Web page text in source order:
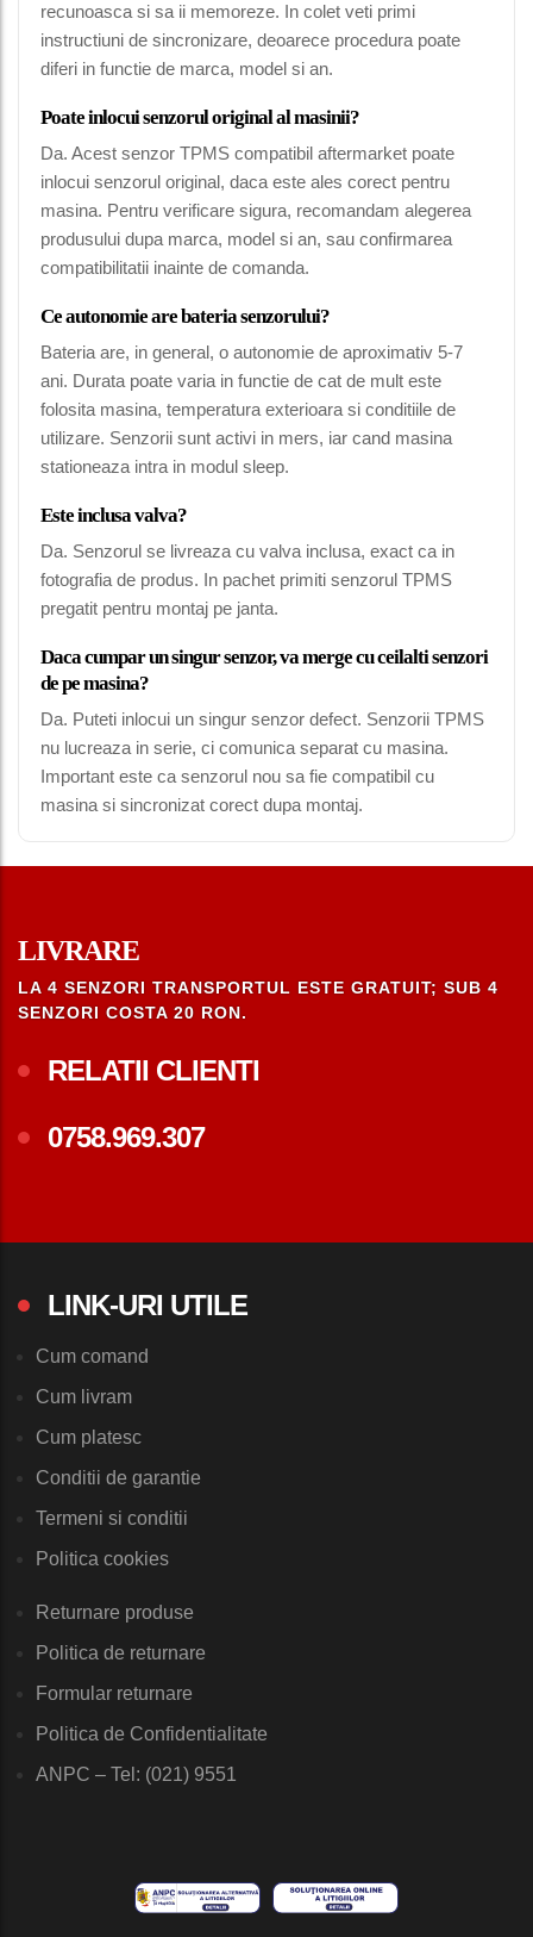
recunoasca si sa ii memoreze. In colet veti primi
instructiuni de sincronizare, deoarece procedura poate
diferi in functie de marca, model si an.
Poate inlocui senzorul original al masinii?
Da. Acest senzor TPMS compatibil aftermarket poate
inlocui senzorul original, daca este ales corect pentru
masina. Pentru verificare sigura, recomandam alegerea
produsului dupa marca, model si an, sau confirmarea
compatibilitatii inainte de comanda.
Ce autonomie are bateria senzorului?
Bateria are, in general, o autonomie de aproximativ 5-7
ani. Durata poate varia in functie de cat de mult este
folosita masina, temperatura exterioara si conditiile de
utilizare. Senzorii sunt activi in mers, iar cand masina
stationeaza intra in modul sleep.
Este inclusa valva?
Da. Senzorul se livreaza cu valva inclusa, exact ca in
fotografia de produs. In pachet primiti senzorul TPMS
pregatit pentru montaj pe janta.
Daca cumpar un singur senzor, va merge cu ceilalti senzori
de pe masina?
Da. Puteti inlocui un singur senzor defect. Senzorii TPMS
nu lucreaza in serie, ci comunica separat cu masina.
Important este ca senzorul nou sa fie compatibil cu
masina si sincronizat corect dupa montaj.
LIVRARE
LA 4 SENZORI TRANSPORTUL ESTE GRATUIT; SUB 4
SENZORI COSTA 20 RON.
RELATII CLIENTI
0758.969.307
LINK-URI UTILE
Cum comand
Cum livram
Cum platesc
Conditii de garantie
Termeni si conditii
Politica cookies
Returnare produse
Politica de returnare
Formular returnare
Politica de Confidentialitate
ANPC – Tel: (021) 9551